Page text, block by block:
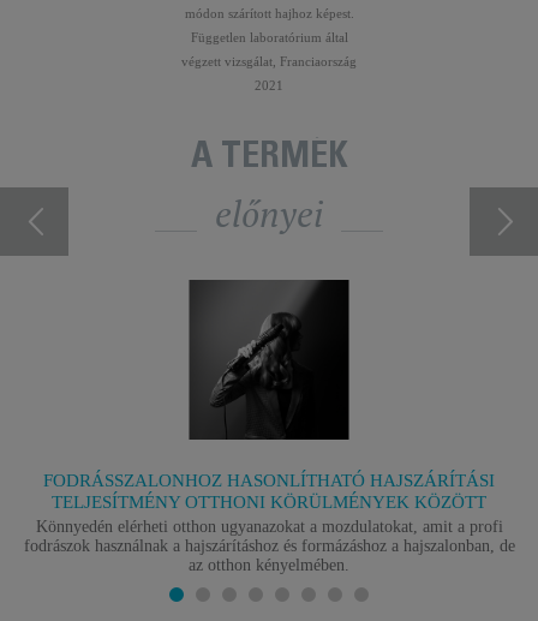
módon szárított hajhoz képest.
Független laboratórium által
végzett vizsgálat, Franciaország
2021
A TERMÉK
előnyei
FODRÁSSZALONHOZ HASONLÍTHATÓ HAJSZÁRÍTÁSI
TELJESÍTMÉNY OTTHONI KÖRÜLMÉNYEK KÖZÖTT
Könnyedén elérheti otthon ugyanazokat a mozdulatokat, amit a profi
fodrászok használnak a hajszárításhoz és formázáshoz a hajszalonban, de
az otthon kényelmében.